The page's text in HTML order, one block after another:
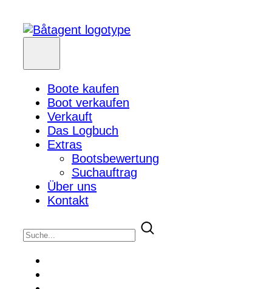
Boote kaufen
Boot verkaufen
Verkauft
Das Logbuch
Extras
Bootsbewertung
Suchauftrag
Über uns
Kontakt